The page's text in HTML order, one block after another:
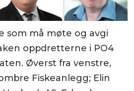
som må møte og avgi
oppdretterne i PO4
Øverst fra venstre,
Fiskeanlegg; Elin